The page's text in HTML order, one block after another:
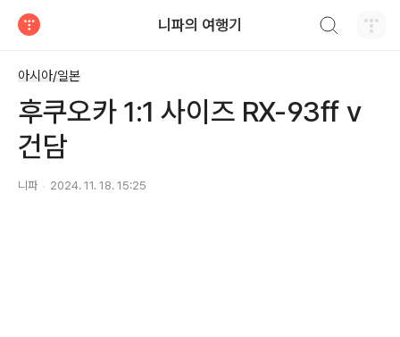
니파의 여행기
아시아/일본
후쿠오카 1:1 사이즈 RX-93ff v
건담
니파 2024. 11. 18. 15:25